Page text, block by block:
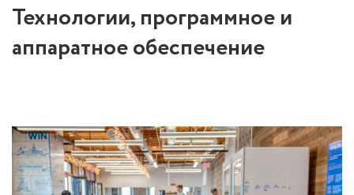
Технологии, программное и
аппаратное обеспечение